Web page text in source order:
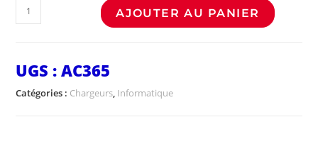
AJOUTER AU PANIER
UGS :AC365
Catégories : Chargeurs, Informatique